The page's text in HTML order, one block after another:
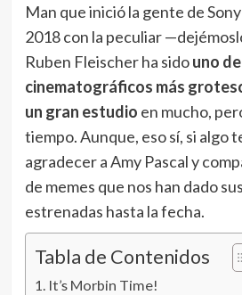
Man que inició la gente de
2018 con la peculiar
Ruben Fleischer ha sidouno
cinematográficos más
un gran estudio en mucho,
tiempo. Aunque, eso sí, si algo
agradecer a Amy Pascal y
de memes que nos han dado
estrenadas hasta la fecha.
Tabla de Contenidos
It’s Morbin Time!